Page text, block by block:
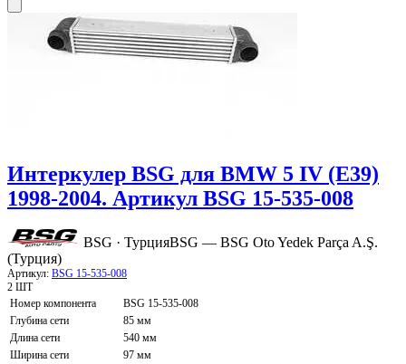
Интеркулер BSG для BMW 5 IV (E39)
1998-2004. Артикул BSG 15-535-008
BSG · ТурцияBSG — BSG Oto Yedek Parça A.Ş.
(Турция)
Артикул: BSG 15-535-008
2 ШТ
Номер компонента
BSG 15-535-008
Глубина сети
85 мм
Длина сети
540 мм
Ширина сети
97 мм